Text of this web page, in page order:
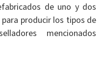
de uno y dos
producir los tipos de
mencionados